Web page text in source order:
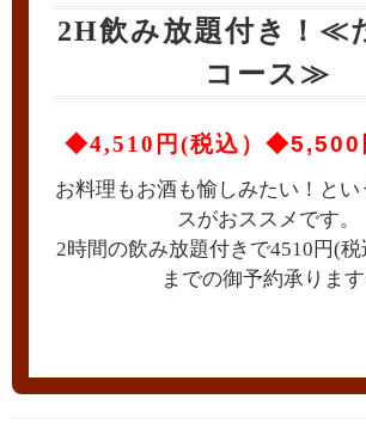
2H飲み放題付き！≪
コース≫
◆4,510円 (税込） ◆5,500
お料理もお酒も愉しみたい！とい
スがおススメです。
2時間の飲み放題付きで4510円(
までの御予約承ります